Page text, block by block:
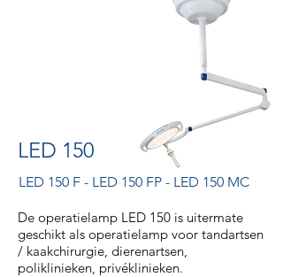
LED 150
LED 150 F - LED 150 FP - LED 150 MC
De operatielamp LED 150 is uitermate
geschikt als operatielamp voor tandartsen
/ kaakchirurgie, dierenartsen,
poliklinieken, privéklinieken.